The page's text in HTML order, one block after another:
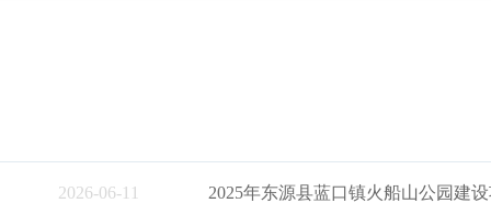
2026-06-11 2025年东源县蓝口镇火船山公园建